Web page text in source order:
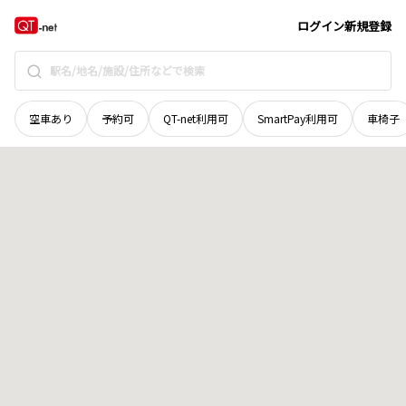
ログイン新規登録
空車あり 予約可 QT-net利用可 SmartPay利用可 車椅子
愛媛県